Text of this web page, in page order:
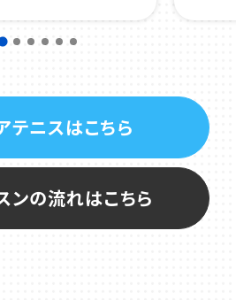
テニスはこちら
ンの流れはこちら